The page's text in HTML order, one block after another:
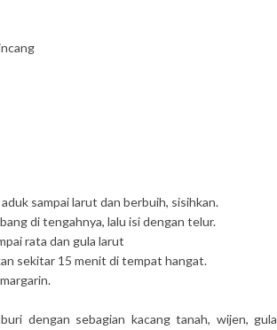
sampai larut dan berbuih, sisihkan.
di tengahnya, lalu isi dengan telur.
rata dan gula larut
sekitar 15 menit di tempat hangat.
dengan sebagian kacang tanah, wijen, gula